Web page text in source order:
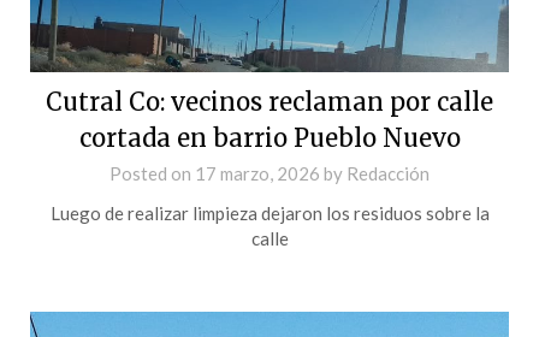
Cutral Co: vecinos reclaman por calle
cortada en barrio Pueblo Nuevo
Posted on 17 marzo, 2026 by Redacción
Luego de realizar limpieza dejaron los residuos sobre la
calle